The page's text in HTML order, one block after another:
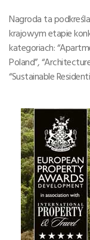
Nagroda ta
krajowym etapie
kategoriach:
Poland”,
“Sustainable